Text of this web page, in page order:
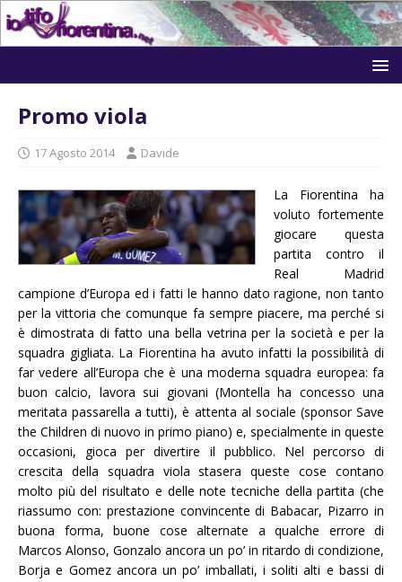
Promo viola
17 Agosto 2014 Davide
La Fiorentina ha
voluto fortemente
giocare questa
partita contro il
Real Madrid
campione d’Europa ed i fatti le hanno dato ragione, non tanto
per la vittoria che comunque fa sempre piacere, ma perché si
è dimostrata di fatto una bella vetrina per la società e per la
squadra gigliata. La Fiorentina ha avuto infatti la possibilità di
far vedere all’Europa che è una moderna squadra europea: fa
buon calcio, lavora sui giovani (Montella ha concesso una
meritata passarella a tutti), è attenta al sociale (sponsor Save
the Children di nuovo in primo piano) e, specialmente in queste
occasioni, gioca per divertire il pubblico. Nel percorso di
crescita della squadra viola stasera queste cose contano
molto più del risultato e delle note tecniche della partita (che
riassumo con: prestazione convincente di Babacar, Pizarro in
buona forma, buone cose alternate a qualche errore di
Marcos Alonso, Gonzalo ancora un po’ in ritardo di condizione,
Borja e Gomez ancora un po’ imballati, i soliti alti e bassi di